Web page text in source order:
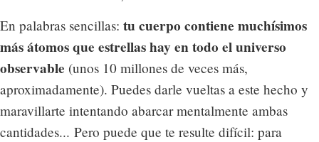
En palabras sencillas: tu cuerpo contiene muchísimos
más átomos que estrellas hay en todo el universo
observable (unos 10 millones de veces más,
aproximadamente). Puedes darle vueltas a este hecho y
maravillarte intentando abarcar mentalmente ambas
cantidades... Pero puede que te resulte difícil: para